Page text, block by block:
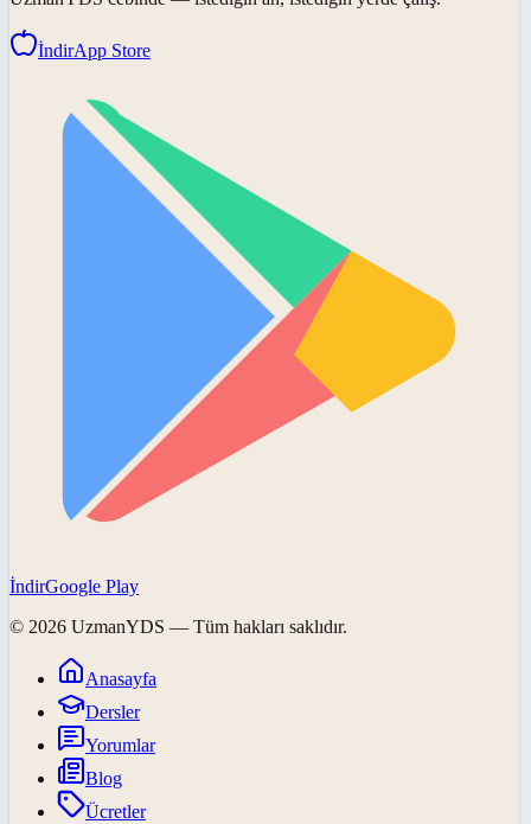
İndirApp Store
İndirGoogle Play
© 2026 UzmanYDS — Tüm hakları saklıdır.
Anasayfa
Dersler
Yorumlar
Blog
Ücretler